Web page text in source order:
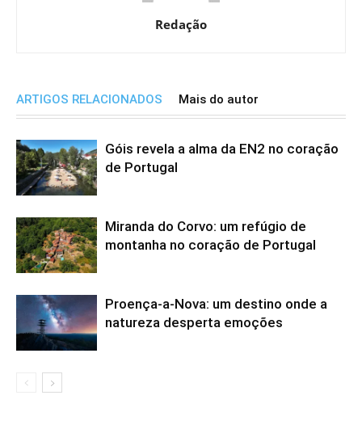
Redação
ARTIGOS RELACIONADOS Mais do autor
Góis revela a alma da EN2 no coração
de Portugal
Miranda do Corvo: um refúgio de
montanha no coração de Portugal
Proença-a-Nova: um destino onde a
natureza desperta emoções